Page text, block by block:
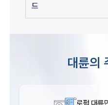
드
대륜의
로펌 대륜